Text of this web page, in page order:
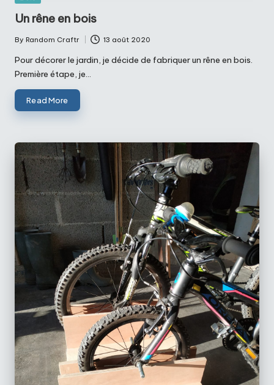
Un rêne en bois
Posted
by
By Random Craftr 13 août 2020
Pour décorer le jardin, je décide de fabriquer un rêne en bois.
Première étape, je…
Read More